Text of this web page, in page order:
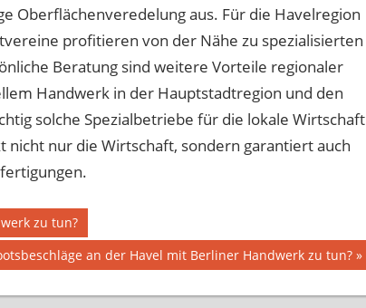
Oberflächenveredelung aus. Für die Havelregion
profitieren von der Nähe zu spezialisierten
Beratung sind weitere Vorteile regionaler
Handwerk in der Hauptstadtregion und den
solche Spezialbetriebe für die lokale Wirtschaft
nicht nur die Wirtschaft, sondern garantiert auch
zu tun?
an der Havel mit Berliner Handwerk zu tun?